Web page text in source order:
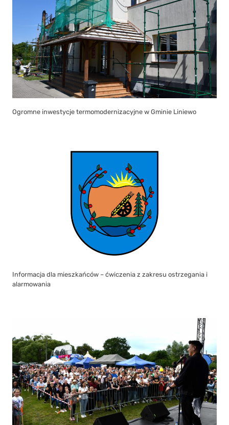
Ogromne inwestycje termomodernizacyjne w Gminie Liniewo
Informacja dla mieszkańców – ćwiczenia z zakresu ostrzegania i
alarmowania